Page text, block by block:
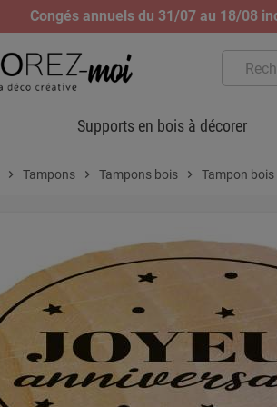
Congés annuels du 31/07 au 18/08
Supports en bois à décorer
chevron_right Tampons chevron_right Tampons bois chevron_right Tampon